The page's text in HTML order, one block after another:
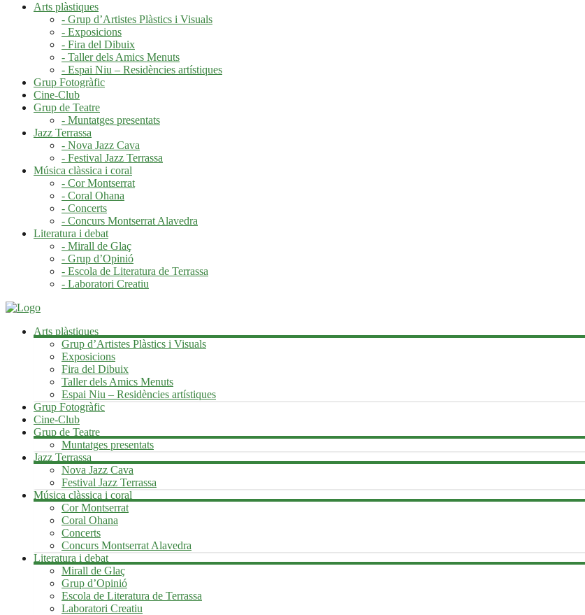
Arts plàstiques
- Grup d’Artistes Plàstics i Visuals
- Exposicions
- Fira del Dibuix
- Taller dels Amics Menuts
- Espai Niu – Residències artístiques
Grup Fotogràfic
Cine-Club
Grup de Teatre
- Muntatges presentats
Jazz Terrassa
- Nova Jazz Cava
- Festival Jazz Terrassa
Música clàssica i coral
- Cor Montserrat
- Coral Ohana
- Concerts
- Concurs Montserrat Alavedra
Literatura i debat
- Mirall de Glaç
- Grup d’Opinió
- Escola de Literatura de Terrassa
- Laboratori Creatiu
Arts plàstiques
Grup d’Artistes Plàstics i Visuals
Exposicions
Fira del Dibuix
Taller dels Amics Menuts
Espai Niu – Residències artístiques
Grup Fotogràfic
Cine-Club
Grup de Teatre
Muntatges presentats
Jazz Terrassa
Nova Jazz Cava
Festival Jazz Terrassa
Música clàssica i coral
Cor Montserrat
Coral Ohana
Concerts
Concurs Montserrat Alavedra
Literatura i debat
Mirall de Glaç
Grup d’Opinió
Escola de Literatura de Terrassa
Laboratori Creatiu